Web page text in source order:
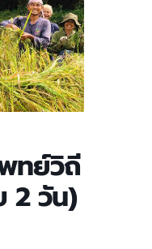
ทย์วิถี
2 วัน)